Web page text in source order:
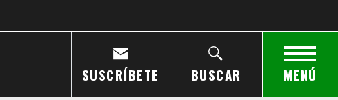
SUSCRÍBETE BUSCAR MENÚ